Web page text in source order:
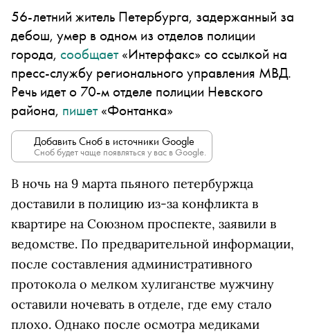
56-летний житель Петербурга, задержанный за
дебош, умер в одном из отделов полиции
города, сообщает«Интерфакс» со ссылкой на
пресс-службу регионального управления МВД.
Речь идет о 70-м отделе полиции Невского
района, пишет«Фонтанка»
Добавить Сноб в источники Google
Сноб будет чаще появляться у вас в Google.
В ночь на 9 марта пьяного петербуржца
доставили в полицию из-за конфликта в
квартире на Союзном проспекте, заявили в
ведомстве. По предварительной информации,
после составления административного
протокола о мелком хулиганстве мужчину
оставили ночевать в отделе, где ему стало
плохо. Однако после осмотра медиками